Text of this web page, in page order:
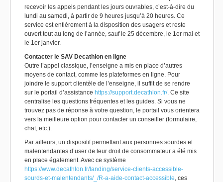
recevoir les appels pendant les jours ouvrables, c’est-à-dire du
lundi au samedi, à partir de 9 heures jusqu’à 20 heures. Ce
service est entièrement à la disposition des usagers et reste
ouvert tout au long de l’année, sauf le 25 décembre, le 1er mai et
le 1er janvier.
Contacter le SAV Decathlon en ligne
Outre l’appel classique, l’enseigne a mis en place d’autres
moyens de contact, comme les plateformes en ligne. Pour
joindre le support clientèle de l’enseigne, il suffit de se rendre
sur le portail d’assistance https://support.decathlon.fr/. Ce site
centralise les questions fréquentes et les guides. Si vous ne
trouvez pas de réponse à votre question, le portail vous orientera
vers la meilleure option pour contacter un conseiller (formulaire,
chat, etc.).
Par ailleurs, un dispositif permettant aux personnes sourdes et
malentendantes d’user de leur droit de consommateur a été mis
en place également. Avec ce système
https://www.decathlon.fr/landing/service-clients-accessible-
sourds-et-malentendants/_/R-a-aide-contact-accessible, ces